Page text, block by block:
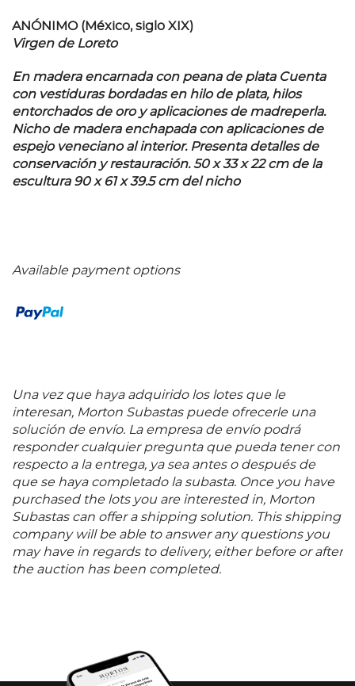
ANÓNIMO (México, siglo XIX)
Virgen de Loreto
En madera encarnada con peana de plata Cuenta
con vestiduras bordadas en hilo de plata, hilos
entorchados de oro y aplicaciones de madreperla.
Nicho de madera enchapada con aplicaciones de
espejo veneciano al interior. Presenta detalles de
conservación y restauración. 50 x 33 x 22 cm de la
escultura 90 x 61 x 39.5 cm del nicho
Available payment options
Una vez que haya adquirido los lotes que le
interesan, Morton Subastas puede ofrecerle una
solución de envío. La empresa de envío podrá
responder cualquier pregunta que pueda tener con
respecto a la entrega, ya sea antes o después de
que se haya completado la subasta. Once you have
purchased the lots you are interested in, Morton
Subastas can offer a shipping solution. This shipping
company will be able to answer any questions you
may have in regards to delivery, either before or after
the auction has been completed.